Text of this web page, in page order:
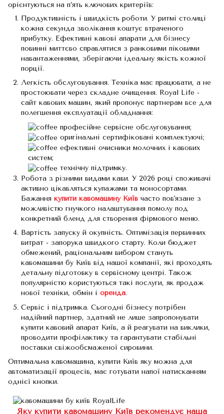
орієнтуються на п’ять ключових критеріїв:
Продуктивність і швидкість роботи. У ритмі столиці
кожна секунда зволікання коштує втраченого
прибутку. Ефективні кавові апарати для бізнесу
повинні миттєво справлятися з ранковими піковими
навантаженнями, зберігаючи ідеальну якість кожної
порції.
Легкість обслуговування. Техніка має працювати, а не
простоювати через складне очищення. Royal Life -
сайт кавових машин, який пропонує партнерам все для
полегшення експлуатації обладнання:
професійне сервісне обслуговування;
оригінальні сертифіковані комплектуючі;
ефективні очисники молочних і кавових
систем;
технічну підтримку.
Робота з різними видами кави. У 2026 році споживачі
активно цікавляться купажами та моносортами.
Бажання купити кавомашину Київ часто пов'язане з
можливістю гнучкого налаштування помолу под
конкретний бленд для створення фірмового меню.
Вартість запуску й окупність. Оптимізація первинних
витрат - запорука швидкого старту. Коли бюджет
обмежений, раціональним вибором стануть
кавомашини бу Київ від нашої компанії, які проходять
детальну підготовку в сервісному центрі. Також
популярністю користуються такі послуги, як продаж
нової техніки, обмін і оренда.
Сервіс і підтримка. Сьогодні бізнесу потрібен
надійний партнер, здатний не лише запропонувати
купити кавовий апарат Київ, а й реагувати на виклики,
проводити профілактику та гарантувати стабільні
поставки свіжообсмаженої сировини.
Оптимальна кавомашина, купити Київ яку можна для
автоматизації процесів, має готувати напої натисканням
однієї кнопки.
Яку купити кавомашину Київ рекомендує наша